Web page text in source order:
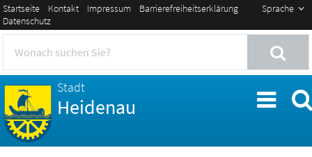
Sprache
Startseite Kontakt Impressum
Barrierefreiheitserklärung
Datenschutz
Stadt
Heidenau